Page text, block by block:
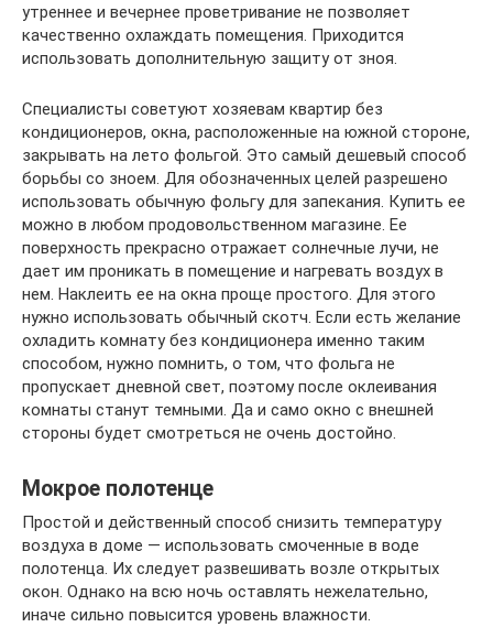
утреннее и вечернее проветривание не позволяет
качественно охлаждать помещения. Приходится
использовать дополнительную защиту от зноя.
Специалисты советуют хозяевам квартир без
кондиционеров, окна, расположенные на южной стороне,
закрывать на лето фольгой. Это самый дешевый способ
борьбы со зноем. Для обозначенных целей разрешено
использовать обычную фольгу для запекания. Купить ее
можно в любом продовольственном магазине. Ее
поверхность прекрасно отражает солнечные лучи, не
дает им проникать в помещение и нагревать воздух в
нем. Наклеить ее на окна проще простого. Для этого
нужно использовать обычный скотч. Если есть желание
охладить комнату без кондиционера именно таким
способом, нужно помнить, о том, что фольга не
пропускает дневной свет, поэтому после оклеивания
комнаты станут темными. Да и само окно с внешней
стороны будет смотреться не очень достойно.
Мокрое полотенце
Простой и действенный способ снизить температуру
воздуха в доме — использовать смоченные в воде
полотенца. Их следует развешивать возле открытых
окон. Однако на всю ночь оставлять нежелательно,
иначе сильно повысится уровень влажности.